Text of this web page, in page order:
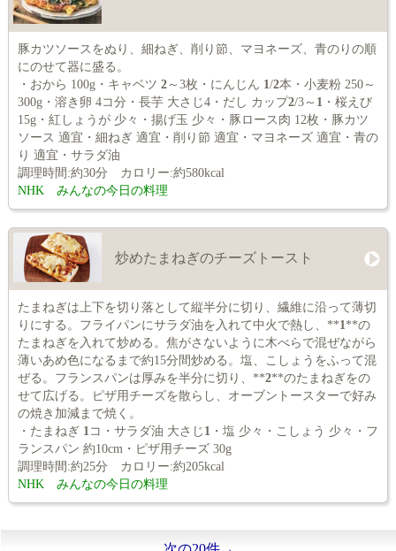
豚カツソースをぬり、細ねぎ、削り節、マヨネーズ、青のりの順
にのせて器に盛る。
・おから 100g・キャベツ 2～3枚・にんじん 1 /2本・小麦粉 250～
300g・溶き卵 4コ分・長芋 大さじ4・だし カップ2/3～ 1
・桜えび
15g・紅しょうが 少々・揚げ玉 少々・豚ロース肉 12枚・豚カツ
ソース 適宜・細ねぎ 適宜・削り節 適宜・マヨネーズ 適宜・青の
り 適宜・サラダ油
調理時間:約30分 カロリー:約580kcal
NHK みんなの今日の料理
炒めたまねぎのチーズトースト
たまねぎは上下を切り落として縦半分に切り、繊維に沿って薄切
りにする。フライパンにサラダ油を入れて中火で熱し、**1 **の
たまねぎを入れて炒める。焦がさないように木べらで混ぜながら
薄いあめ色になるまで約15分間炒める。塩、こしょうをふって混
ぜる。フランスパンは厚みを半分に切り、**2**のたまねぎをの
せて広げる。ピザ用チーズを散らし、オーブントースターで好み
の焼き加減まで焼く。
・たまねぎ 1 コ・サラダ油 大さじ 1
・塩 少々・こしょう 少々・フ
ランスパン 約10cm・ピザ用チーズ 30g
調理時間:約25分 カロリー:約205kcal
NHK みんなの今日の料理